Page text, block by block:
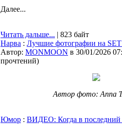
Далее...
Читать дальше... | 823 байт
Нарва : Лучшие фотографии на
Автор: MONMOON в 30/01/2026
прочтений)
Автор фото: Anna
Юмор : ВИДЕО: Когда в последний